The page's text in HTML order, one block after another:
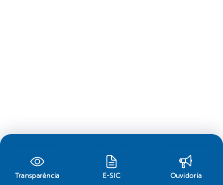
Transparência E-SIC Ouvidoria